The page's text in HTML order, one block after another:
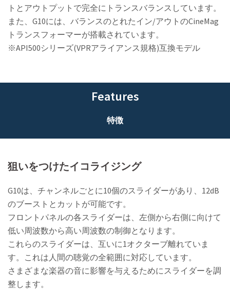
トとアウトプットで完全にトランスバランスしています。
また、G10には、バランスのとれたイン/アウトのCineMag
トランスフォーマーが搭載されています。
※API500シリーズ(VPRアライアンス規格)互換モデル
Features
特徴
狙いをつけたイコライジング
G10は、チャンネルごとに10個のスライダーがあり、12dB
のブーストとカットが可能です。
フロントパネルの各スライダーは、左側から右側に向けて
低い周波数から高い周波数の制御となります。
これらのスライダーは、互いに1オクターブ離れていま
す。これは人間の聴覚の全範囲に対応しています。
さまざまな楽器の音に影響を与えるためにスライダーを調
整します。